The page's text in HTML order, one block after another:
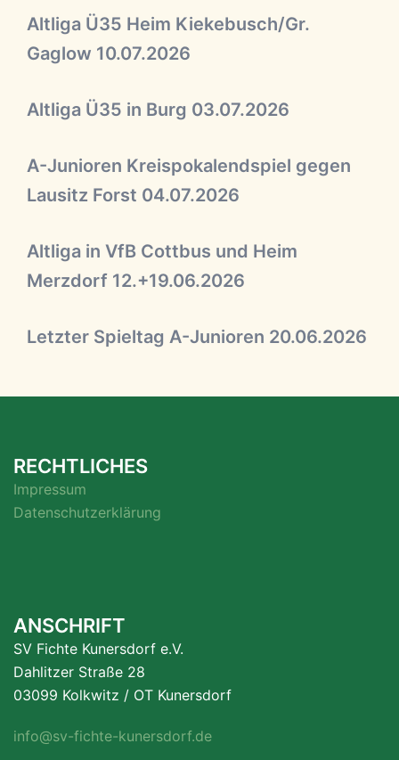
Altliga Ü35 Heim Kiekebusch/Gr.
Gaglow 10.07.2026
Altliga Ü35 in Burg 03.07.2026
A-Junioren Kreispokalendspiel gegen
Lausitz Forst 04.07.2026
Altliga in VfB Cottbus und Heim
Merzdorf 12.+19.06.2026
Letzter Spieltag A-Junioren 20.06.2026
RECHTLICHES
Impressum
Datenschutzerklärung
ANSCHRIFT
SV Fichte Kunersdorf e.V.
Dahlitzer Straße 28
03099 Kolkwitz / OT Kunersdorf
info@sv-fichte-kunersdorf.de